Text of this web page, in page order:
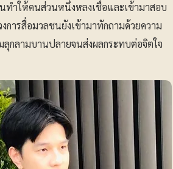
ำให้คนส่วนหนึ่งหลงเชื่อและเข้ามาสอบ
การสื่อมวลชนยังเข้ามาทักถามด้วยความ
ลุกลามบานปลายจนส่งผลกระทบต่อจิตใจ